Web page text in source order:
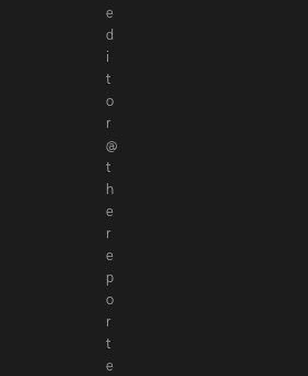
e
d
i
t
o
r
@
t
h
e
r
e
p
o
r
t
e